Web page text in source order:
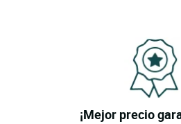
¡Mejor precio